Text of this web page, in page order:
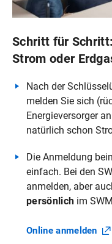
Schritt für
Strom oder
Nach der
melden Sie sich
Energieversorger
natürlich schon
Die Anmeldung
einfach. Bei den
anmelden, aber
persönlich im
Onlineanmelden